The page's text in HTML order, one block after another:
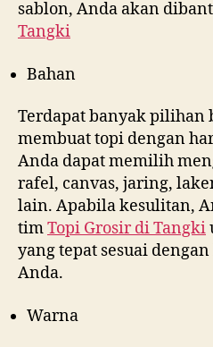
sablon, Anda akan
Tangki
Bahan
Terdapat banyak pilihan
membuat topi dengan
Anda dapat memilih
rafel, canvas, jaring,
lain. Apabila kesulitan,
timTopi Grosir diTangki
yang tepat sesuai
Anda.
Warna